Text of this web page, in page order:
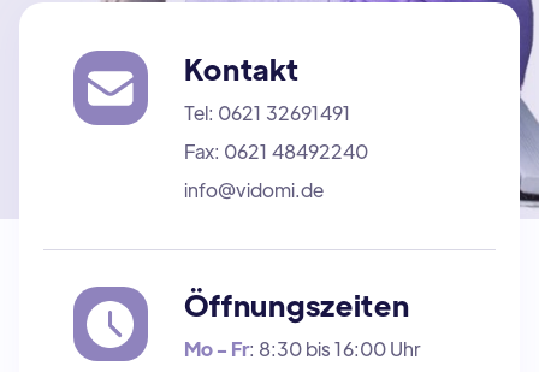
Kontakt
Tel: 0621 32691491
Fax: 0621 48492240
info@vidomi.de
Öffnungszeiten
Mo - Fr: 8:30 bis 16:00 Uhr